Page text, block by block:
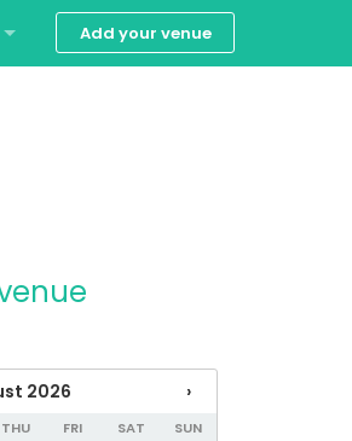
Add your venue
2026 ›
THU FRI SAT SUN